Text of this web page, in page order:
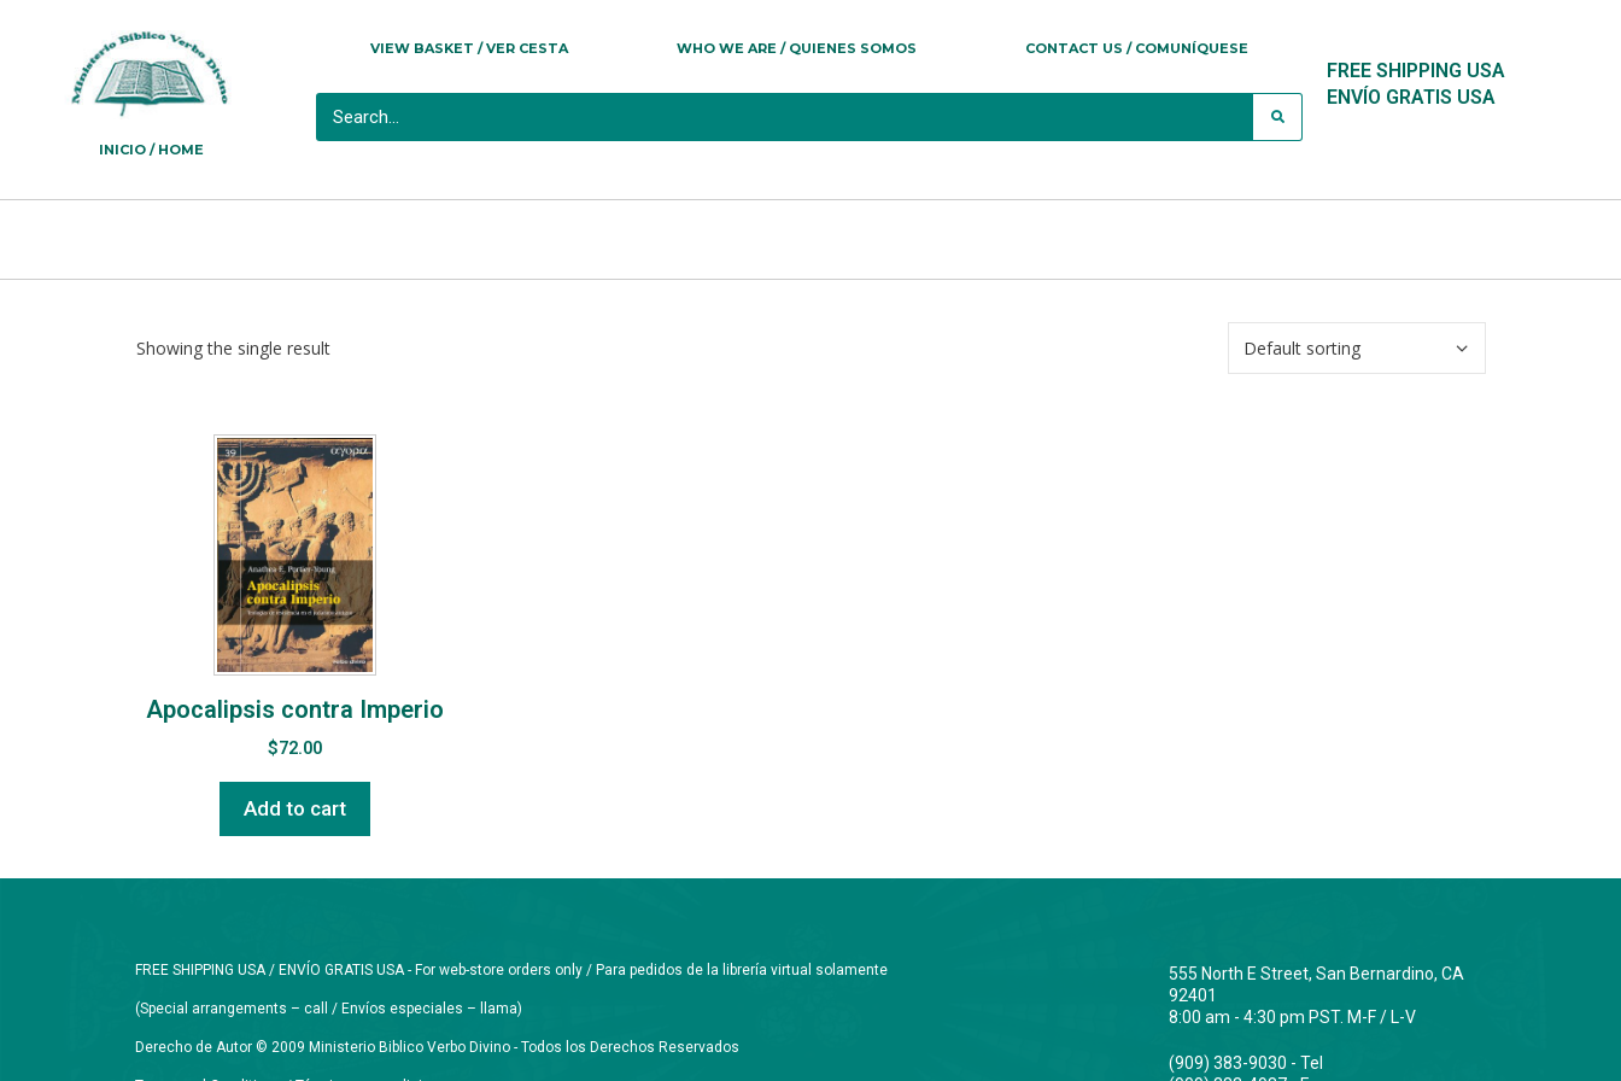
INICIO / HOME
VIEW BASKET / VER CESTA WHO WE ARE / QUIENES SOMOS CONTACT US / COMUNÍQUESE
FREE SHIPPING USA
ENVÍO GRATIS USA
Showing the single result
Apocalipsis contra Imperio
$72.00
Add to cart
FREE SHIPPING USA / ENVÍO GRATIS USA - For web-store orders only / Para pedidos de la librería virtual solamente
(Special arrangements – call / Envíos especiales – llama)
Derecho de Autor © 2009 Ministerio Biblico Verbo Divino - Todos los Derechos Reservados
555 North E Street, San Bernardino, CA
92401
8:00 am - 4:30 pm PST. M-F / L-V
(909) 383-9030 - Tel